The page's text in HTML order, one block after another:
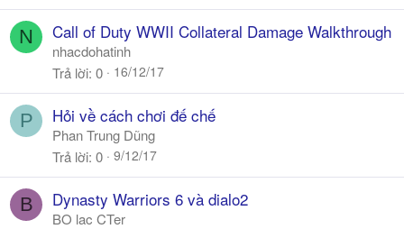
N Call of Duty WWII Collateral Damage Walkthrough
nhacdohatinh
Trả lời 0 16/12/17
P Hỏi về cách chơi đế chế
Phan Trung Dũng
Trả lời 0 9/12/17
B Dynasty Warriors 6 và dialo2
BO lac CTer